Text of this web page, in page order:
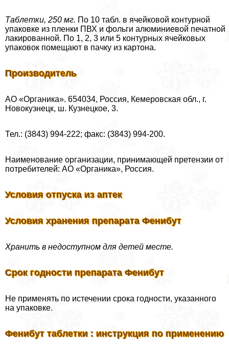
Таблетки, 250 мг. По 10 табл. в ячейковой контурной
упаковке из пленки ПВХ и фольги алюминиевой печатной
лакированной. По 1, 2, 3 или 5 контурных ячейковых
упаковок помещают в пачку из картона.
Производитель
АО «Органика». 654034, Россия, Кемеровская обл., г.
Новокузнецк, ш. Кузнецкое, 3.
Тел.: (3843) 994-222; факс: (3843) 994-200.
Наименование организации, принимающей претензии от
потребителей: АО «Органика», Россия.
Условия отпуска из аптек
Условия хранения препарата Фенибут
Хранить в недоступном для детей месте.
Срок годности препарата Фенибут
Не применять по истечении срока годности, указанного
на упаковке.
Фенибут таблетки : инструкция по применению